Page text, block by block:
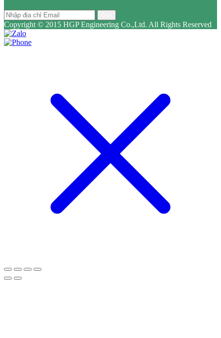
Copyright © 2015 HGP Engineering Co.,Ltd. All Rights Reserved